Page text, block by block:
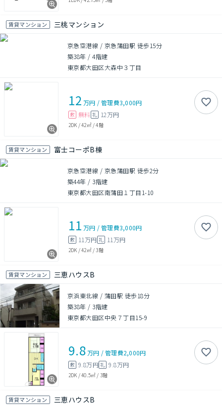
賃貸マンション 三桃マンション
京急空港線 / 京急蒲田駅 徒歩15分
築38年 /4階建
東京都大田区大森中３丁目
12 万円 /管理費3,000円
敷 無料 礼 12万円
2DK /42㎡/4階
賃貸マンション 富士コーポB棟
京急空港線 / 京急蒲田駅 徒歩2分
築44年 / 3階建
東京都大田区南蒲田１丁目1-10
11 万円 /管理費3,000円
敷 11万円 礼 11万円
2DK /42㎡/3階
賃貸マンション 三恵ハウスB
京浜東北線 / 蒲田駅 徒歩18分
築38年 / 3階建
東京都大田区中央７丁目15-9
9.8万円 /管理費2,000円
敷 9.8万円礼 9.8万円
2DK /40.5㎡ / 3階
賃貸マンション 三恵ハウスB